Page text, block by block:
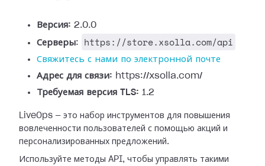
Версия: 2.0.0
Серверы: https://store.xsolla.com/api
Свяжитесь с нами по электронной почте
Адрес для связи: https://xsolla.com/
Требуемая версия TLS: 1.2
LiveOps — это набор инструментов для повышения
вовлеченности пользователей с помощью акций и
персонализированных предложений.
Используйте методы API, чтобы управлять такими